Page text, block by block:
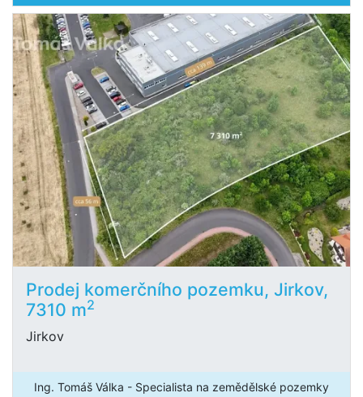
Prodej komerčního pozemku, Jirkov,
7310 m2
Jirkov
Ing. Tomáš Válka - Specialista na zemědělské pozemky